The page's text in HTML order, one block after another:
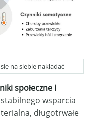
na siebie nakładać
społeczne i
wsparcia
długotrwałe